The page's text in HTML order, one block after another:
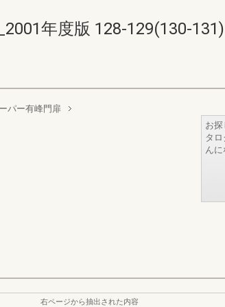
年度版 128-129(130-131)
パー有峰門扉
お
タ
んに
右ページから抽出された内容